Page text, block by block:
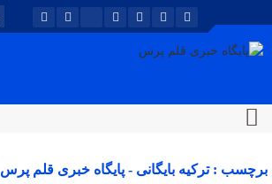
برچسب : ترکیه بایگانی - پایگاه خبری قلم پرس